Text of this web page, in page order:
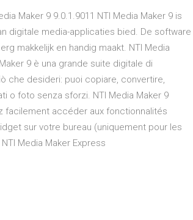
Maker 9 9.0.1.9011 NTI Media Maker 9 is
digitale media-applicaties bied. De software
makkelijk en handig maakt. NTI Media
9 è una grande suite digitale di
che desideri: puoi copiare, convertire,
o foto senza sforzi. NTI Media Maker 9
facilement accéder aux fonctionnalités
sur votre bureau (uniquement pour les
Media Maker Express